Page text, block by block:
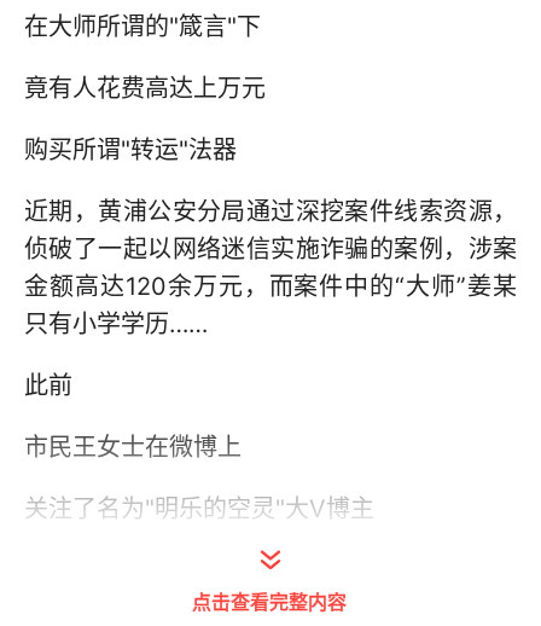
在大师所谓的"箴言"下
竟有人花费高达上万元
购买所谓"转运"法器
近期，黄浦公安分局通过深挖案件线索资源，
侦破了一起以网络迷信实施诈骗的案例，涉案
金额高达120余万元，而案件中的“大师”姜某
只有小学学历……
此前
市民王女士在微博上
关注了名为"明乐的空灵"大V博主
点击查看完整内容